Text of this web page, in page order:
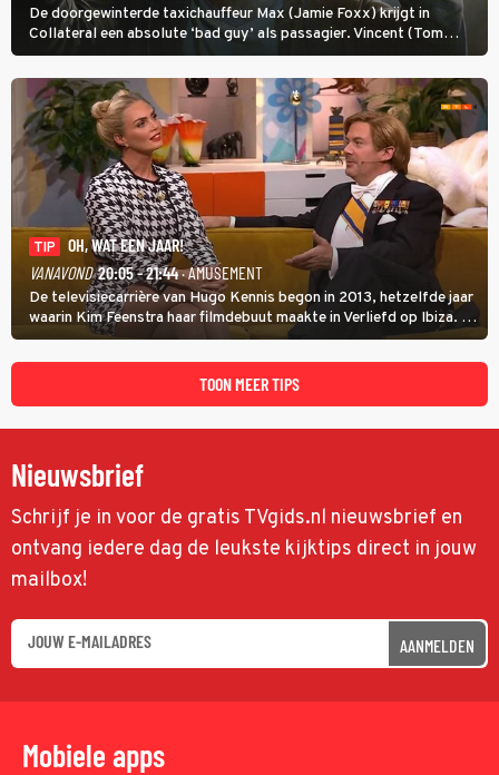
De doorgewinterde taxichauffeur Max (Jamie Foxx) krijgt in
Collateral een absolute ‘bad guy’ als passagier. Vincent (Tom
Cruise) heeft hem nodig om hem de stad door te loodsen om een
wel heel lugubere reden.
TIP
OH, WAT EEN JAAR!
VANAVOND 20:05 - 21:44· AMUSEMENT
De televisiecarrière van Hugo Kennis begon in 2013, hetzelfde jaar
waarin Kim Feenstra haar filmdebuut maakte in Verliefd op Ibiza. In
Oh, Wat een Jaar! wordt duidelijk wat ze nog meer weten van het
jaar waarin ze allebei eindtwintigers waren.
TOON MEER TIPS
Nieuwsbrief
Schrijf je in voor de gratis TVgids.nl nieuwsbrief en
ontvang iedere dag de leukste kijktips direct in jouw
mailbox!
AANMELDEN
Mobiele apps